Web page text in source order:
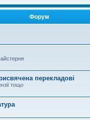
Форум
перекладові
тощо